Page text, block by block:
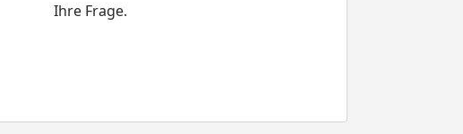
Ihre Frage.